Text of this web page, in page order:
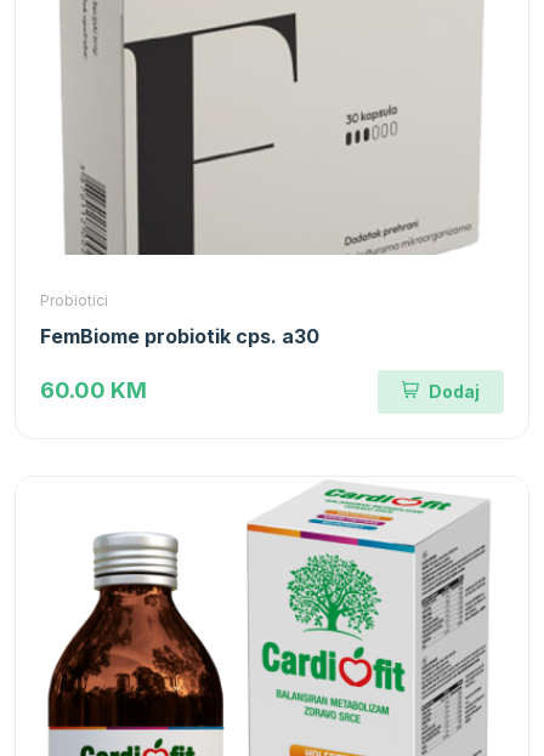
Probiotici
FemBiome probiotik cps. a30
60.00 KM Dodaj